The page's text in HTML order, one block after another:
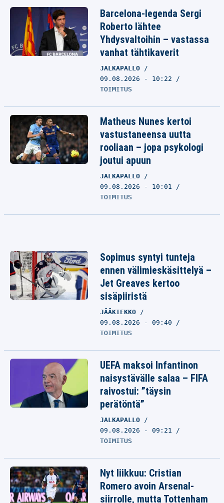
Barcelona-legenda Sergi
Roberto lähtee
Yhdysvaltoihin – vastassa
vanhat tähtikaverit
JALKAPALLO
09.08.2026 - 10:22
TOIMITUS
Matheus Nunes kertoi
vastustaneensa uutta
rooliaan – jopa psykologi
joutui apuun
JALKAPALLO
09.08.2026 - 10:01
TOIMITUS
Sopimus syntyi tunteja
ennen välimieskäsittelyä –
Jet Greaves kertoo
sisäpiiristä
JÄÄKIEKKO
09.08.2026 - 09:40
TOIMITUS
UEFA maksoi Infantinon
naisystävälle salaa – FIFA
raivostui: ”täysin
perätöntä”
JALKAPALLO
09.08.2026 - 09:21
TOIMITUS
Nyt liikkuu: Cristian
Romero avoin Arsenal-
siirrolle, mutta Tottenham